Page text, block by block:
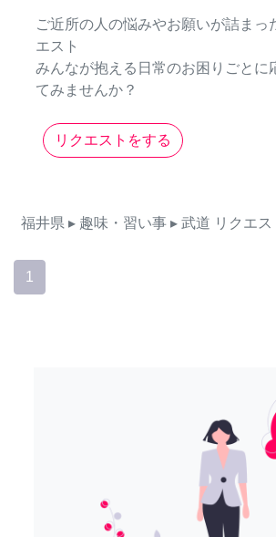
ご近所の人の悩みやお願いが詰まっ
エスト
みんなが抱える日常のお困りごとに
てみませんか？
リクエストをする
福井県 ▸ 趣味・習い事 ▸ 武道 リクエス
1